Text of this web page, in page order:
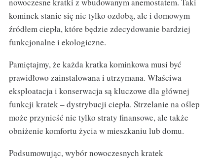
kominek stanie się nie tylko ozdobą, ale i domowym
źródłem ciepła, które będzie zdecydowanie bardziej
funkcjonalne i ekologiczne.
Pamiętajmy, że każda kratka kominkowa musi być
prawidłowo zainstalowana i utrzymana. Właściwa
eksploatacja i konserwacja są kluczowe dla głównej
funkcji kratek – dystrybucji ciepła. Strzelanie na oślep
może przynieść nie tylko straty finansowe, ale także
obniżenie komfortu życia w mieszkaniu lub domu.
Podsumowując, wybór nowoczesnych kratek